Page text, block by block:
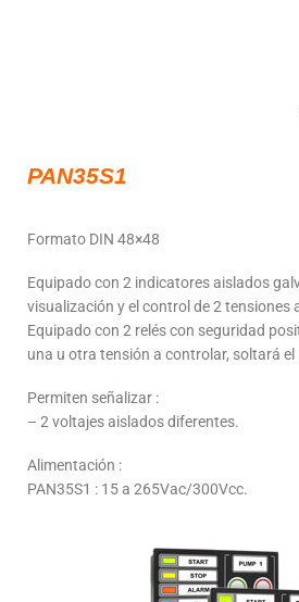
PAN35S1
Formato DIN 48×48
Equipado con 2 indicatores aislados
visualización y el control de 2 tensiones
Equipado con 2 relés con seguridad
una u otra tensión a controlar, soltará
Permiten señalizar :
– 2 voltajes aislados diferentes.
Alimentación :
PAN35S1 : 15 a 265Vac/300Vcc.